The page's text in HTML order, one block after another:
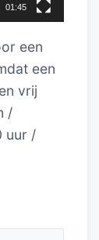
01:45
een
een
vrij
/
uur /